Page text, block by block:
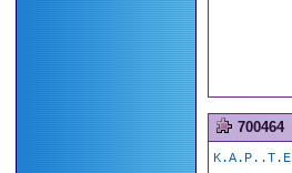
700464
K.A.P..T.E